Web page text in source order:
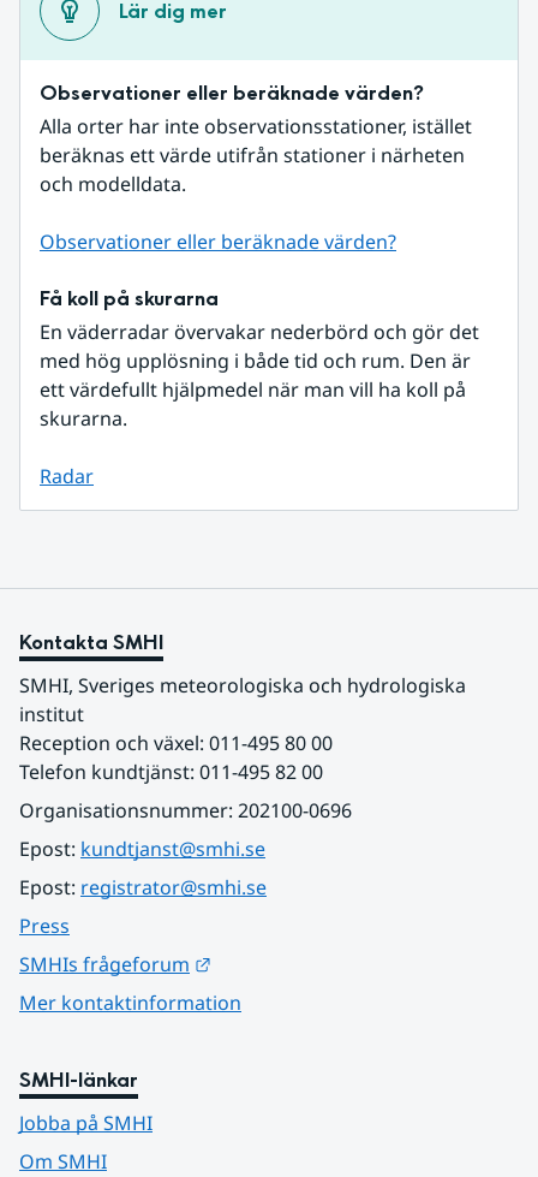
Lär dig mer
Observationer eller beräknade värden?
Alla orter har inte observationsstationer, istället
beräknas ett värde utifrån stationer i närheten
och modelldata.
Observationer eller beräknade värden?
Få koll på skurarna
En väderradar övervakar nederbörd och gör det
med hög upplösning i både tid och rum. Den är
ett värdefullt hjälpmedel när man vill ha koll på
skurarna.
Radar
Kontakta SMHI
SMHI, Sveriges meteorologiska och hydrologiska
institut
Reception och växel: 011-495 80 00
Telefon kundtjänst: 011-495 82 00
Organisationsnummer: 202100-0696
Epost: kundtjanst@smhi.se
Epost: registrator@smhi.se
Press
SMHIs frågeforum
Mer kontaktinformation
SMHI-länkar
Jobba på SMHI
Om SMHI